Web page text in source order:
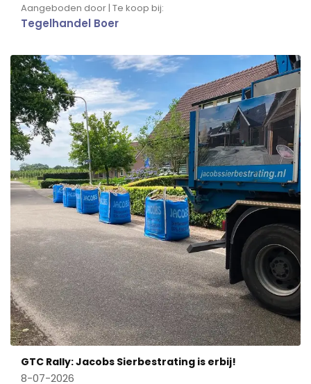
Aangeboden door | Te koop bij:
Tegelhandel Boer
GTC Rally: Jacobs Sierbestrating is erbij!
8-07-2026